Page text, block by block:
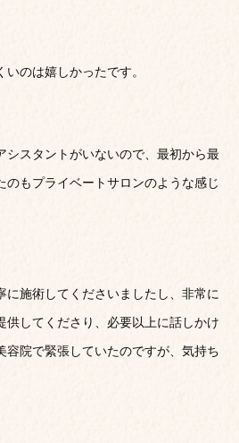
のは嬉しかったです。
シスタントがいないので、最初から最
のもプライベートサロンのような感じ
に施術してくださいましたし、非常に
供してくださり、必要以上に話しかけ
容院で緊張していたのですが、気持ち